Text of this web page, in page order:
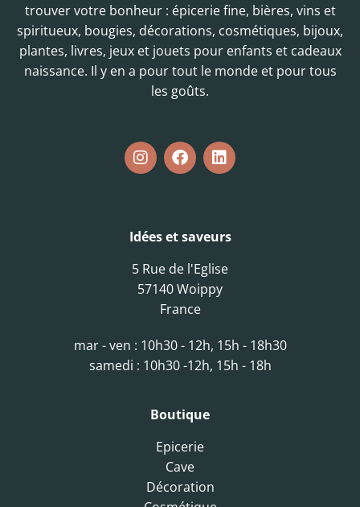
trouver votre bonheur : épicerie fine, bières, vins et
spiritueux, bougies, décorations, cosmétiques, bijoux,
plantes, livres, jeux et jouets pour enfants et cadeaux
naissance. Il y en a pour tout le monde et pour tous
les goûts.
Idées et saveurs
5 Rue de l'Eglise
57140 Woippy
France
mar - ven : 10h30 - 12h, 15h - 18h30
samedi : 10h30 -12h, 15h - 18h
Boutique
Epicerie
Cave
Décoration